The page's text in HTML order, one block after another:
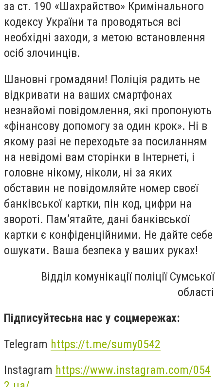
за ст. 190 «Шахрайство» Кримінального
кодексу України та проводяться всі
необхідні заходи, з метою встановлення
осіб злочинців.
Шановні громадяни! Поліція радить не
відкривати на ваших смартфонах
незнайомі повідомлення, які пропонують
«фінансову допомогу за один крок». Ні в
якому разі не переходьте за посиланням
на невідомі вам сторінки в Інтернеті, і
головне нікому, ніколи, ні за яких
обставин не повідомляйте номер своєї
банківської картки, пін код, цифри на
звороті. Пам’ятайте, дані банківської
картки є конфіденційними. Не дайте себе
ошукати. Ваша безпека у ваших руках!
Відділ комунікації поліції Сумської
області
Підписуйтесьна нас у соцмережах:
Telegram https://t.me/sumy0542
Instagram https://www.instagram.com/054